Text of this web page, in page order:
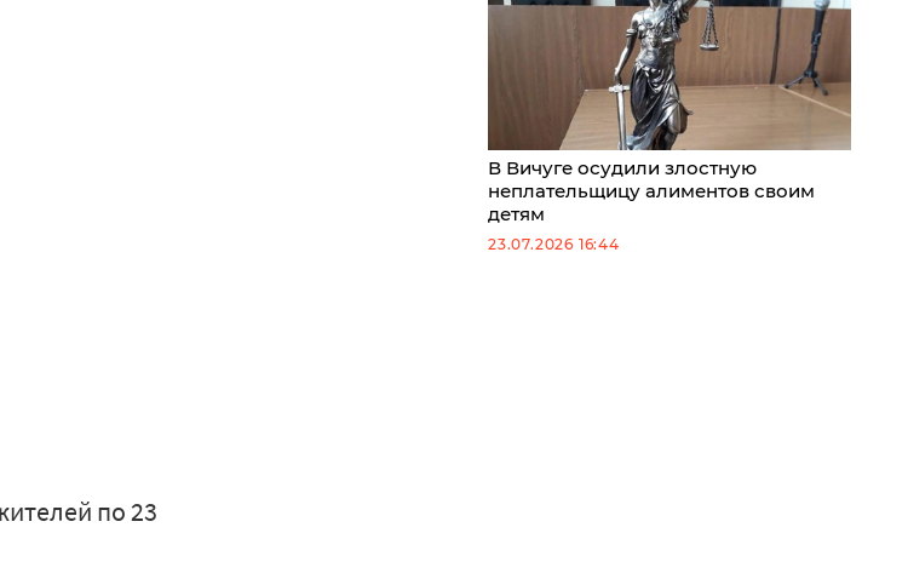
по 23
В Вичуге осудили злостную
неплательщицу алиментов своим
детям
23.07.2026 16:44